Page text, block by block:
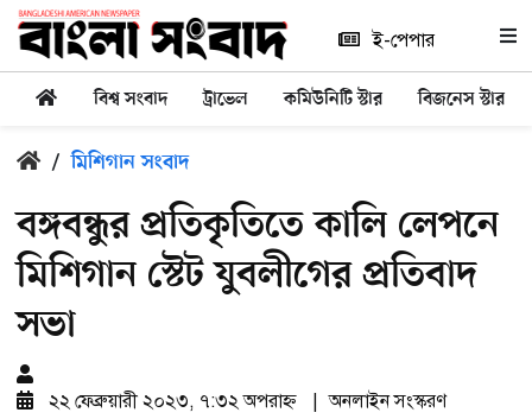
ই-পেপার
বিশ্ব সংবাদ ট্রাভেল কমিউনিটি স্টার বিজনেস স্টার
/ মিশিগান সংবাদ
বঙ্গবন্ধুর প্রতিকৃতিতে কালি লেপনে
মিশিগান স্টেট যুবলীগের প্রতিবাদ
সভা
২২ ফেব্রুয়ারী ২০২৩, ৭:৩২ অপরাহ্ন অনলাইন সংস্করণ